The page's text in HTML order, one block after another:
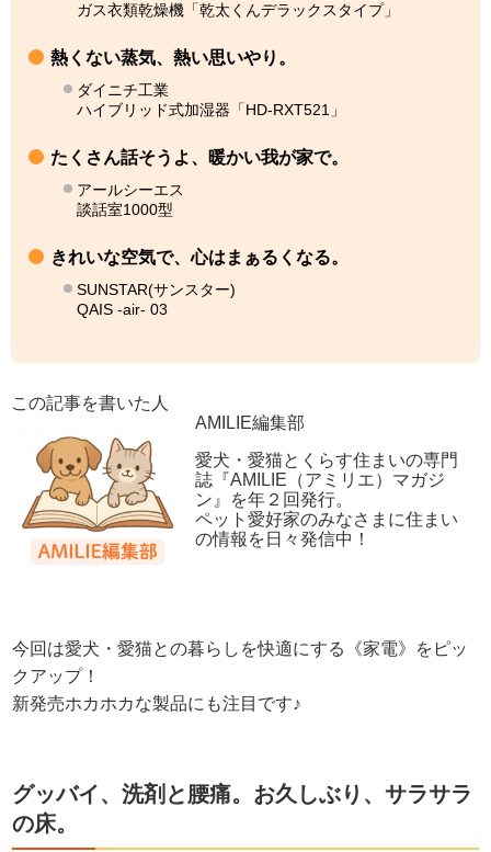
ガス衣類乾燥機「乾太くんデラックスタイプ」
熱くない蒸気、熱い思いやり。
ダイニチ工業
ハイブリッド式加湿器「HD-RXT521」
たくさん話そうよ、暖かい我が家で。
アールシーエス
談話室1000型
きれいな空気で、心はまぁるくなる。
SUNSTAR(サンスター)
QAIS -air- 03
この記事を書いた人
AMILIE編集部
愛犬・愛猫とくらす住まいの専門
誌『AMILIE（アミリエ）マガジ
ン』を年２回発行。
ペット愛好家のみなさまに住まい
の情報を日々発信中！
今回は愛犬・愛猫との暮らしを快適にする《家電》をピッ
クアップ！
新発売ホカホカな製品にも注目です♪
グッバイ、洗剤と腰痛。お久しぶり、サラサラ
の床。